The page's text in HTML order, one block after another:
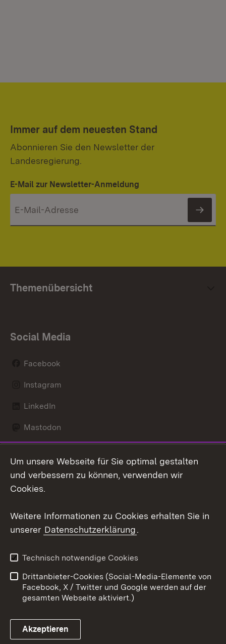
Immer auf dem neuesten Stand
Abonnieren Sie den Newsletter der
Landesregierung.
E-Mail zur Newsletter-Anmeldung
Themenübersicht
Social Media
Facebook
Instagram
LinkedIn
Mastodon
X / Twitter
Youtube
Link zum Landesportal
Kontakt
Datenschutz
Barrierefreiheit
Impressum Cookies
Um unsere Webseite für Sie optimal gestalten
und verbessern zu können, verwenden wir
Cookies.
Weitere Informationen zu Cookies erhalten Sie in
unserer Datenschutzerklärung.
Technisch notwendige Cookies
Drittanbieter-Cookies (Social-Media-Elemente von
Facebook, X / Twitter und Google werden auf der
gesamten Webseite aktiviert.)
Akzeptieren